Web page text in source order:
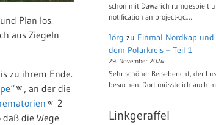
Plan los.
aus Ziegeln
zu ihrem Ende.
, an der die
2
die Wege
schon mit Dawarich rumgespielt
notification an project-gc.…
Jörg zu Einmal Nordkap
dem Polarkreis – Teil 1
29. November 2024
Sehr schöner Reisebericht, der
besuchen. Dort müsste ich auch
Linkgeraffel